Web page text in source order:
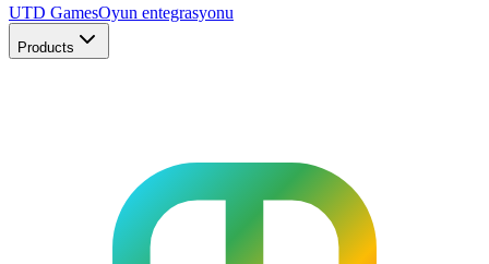
UTD GamesOyun entegrasyonu
Products